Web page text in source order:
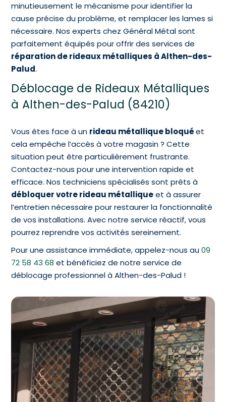
minutieusement le mécanisme pour identifier la
cause précise du problème, et remplacer les lames si
nécessaire. Nos experts chez Général Métal sont
parfaitement équipés pour offrir des services de
réparation de rideaux métalliques à Althen-des-
Palud.
Déblocage de Rideaux Métalliques
à Althen-des-Palud (84210)
Vous êtes face à un rideau métallique bloquéet
cela empêche l’accès à votre magasin ? Cette
situation peut être particulièrement frustrante.
Contactez-nous pour une intervention rapide et
efficace. Nos techniciens spécialisés sont prêts à
débloquer votre rideau métalliqueet à assurer
l’entretien nécessaire pour restaurer la fonctionnalité
de vos installations. Avec notre service réactif, vous
pourrez reprendre vos activités sereinement.
Pour une assistance immédiate, appelez-nous au09
72 58 43 68 et bénéficiez de notre service de
déblocage professionnel à Althen-des-Palud !